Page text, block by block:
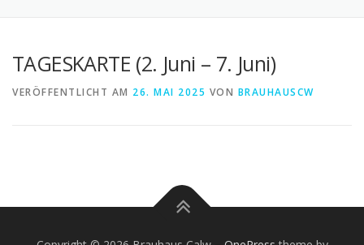
TAGESKARTE (2. Juni – 7. Juni)
VERÖFFENTLICHT AM 26. MAI 2025 VON BRAUHAUSCW